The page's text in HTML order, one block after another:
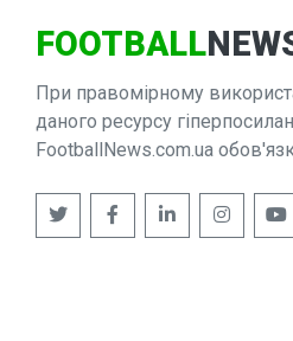
FOOTBALL
При правомірному
даного ресурсу
FootballNews.com.ua